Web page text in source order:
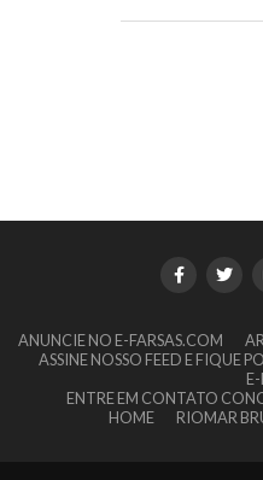
ANUNCIE NO E-FARSAS.COM
ASSINE NOSSO FEED E FIQUE
ENTRE EM CONTATO
HOME
RIOMAR